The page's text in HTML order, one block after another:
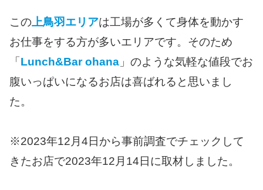
この上鳥羽エリアは工場が多くて身体を動かす
お仕事をする方が多いエリアです。そのため
「Lunch&Bar ohana 」のような気軽な値段でお
腹いっぱいになるお店は喜ばれると思いまし
た。
※2023年12月4日から事前調査でチェックして
きたお店で2023年12月14日に取材しました。